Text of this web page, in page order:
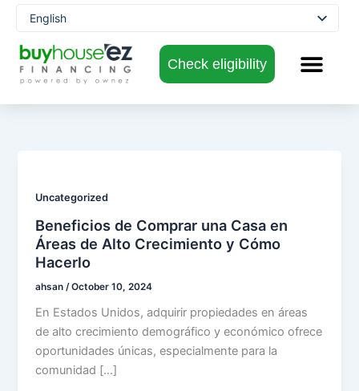
Skip
content
Check eligibility
English
Spanish
Uncategorized
Beneficios de Comprar una Casa en
Áreas de Alto Crecimiento y Cómo
Hacerlo
ahsan /October 10, 2024
En Estados Unidos, adquirir propiedades en áreas
de alto crecimiento demográfico y económico ofrece
oportunidades únicas, especialmente para la
comunidad […]